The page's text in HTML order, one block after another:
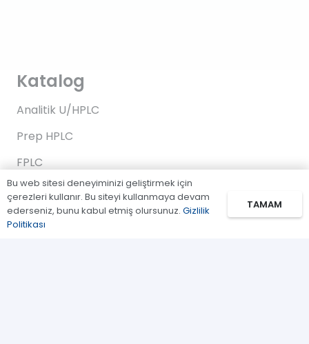
Katalog
Analitik U/HPLC
Prep HPLC
FPLC
Gaz Kromatografi
Standartlar/Reaktifler
Bu web sitesi deneyiminizi geliştirmek için
çerezleri kullanır. Bu siteyi kullanmaya devam
ederseniz, bunu kabul etmiş olursunuz. Gizlilik
Politikası
TAMAM